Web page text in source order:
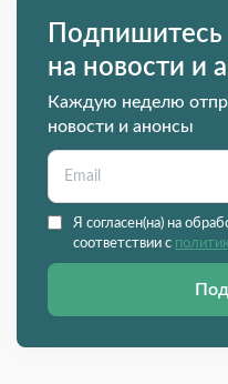
Подпишитесь
на новости и
Каждую неделю
новости и анонсы
Я согласен(на) на
соответствии с